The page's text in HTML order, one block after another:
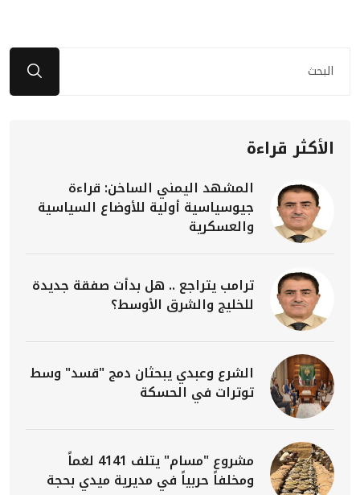
الأكثر قراءة
المشهد اليمني الساخن: قراءة
جيوسياسية أولية للأوضاع السياسية
والعسكرية
ترامب يتراجع .. هل بدأت صفقة جديدة
للخليج والشرق الأوسط؟
الشرع وعبدي يبحثان دمج "قسد" وسط
توترات في الحسكة
مشروع "مسام" يتلف 4141 لغماً
ومخلفاً حربياً في مديرية ميدي بحجة